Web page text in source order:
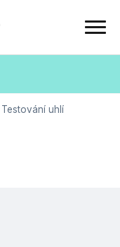
Testování uhlí